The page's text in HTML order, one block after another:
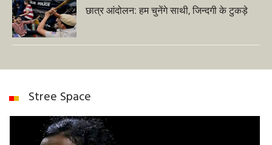
छात्र आंदोलन: हम चुनेंगे साथी, जिन्दगी के टुकड़े
Stree Space